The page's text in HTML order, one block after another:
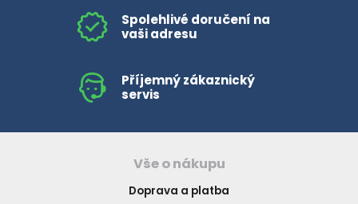
Spolehlivé doručení na
vaši adresu
Příjemný zákaznický
servis
Vše o nákupu
Doprava a platba